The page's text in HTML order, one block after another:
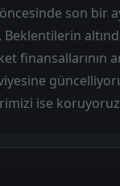
son bir
finansallarının
ise